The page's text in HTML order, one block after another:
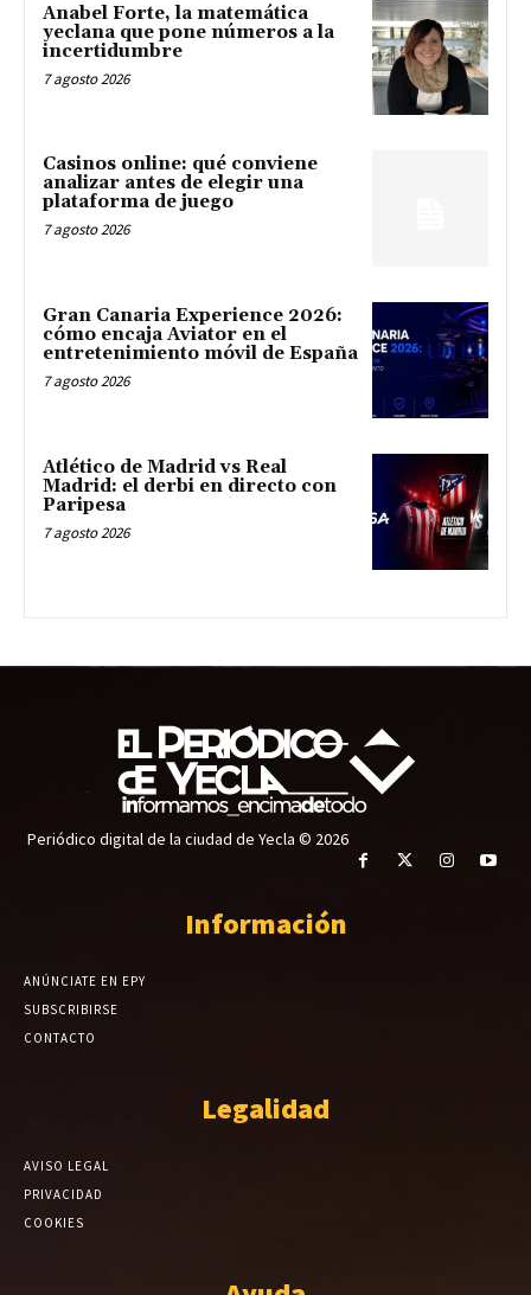
Anabel Forte, la matemática
yeclana que pone números a la
incertidumbre
7 agosto 2026
Casinos online: qué conviene
analizar antes de elegir una
plataforma de juego
7 agosto 2026
Gran Canaria Experience 2026:
cómo encaja Aviator en el
entretenimiento móvil de España
7 agosto 2026
Atlético de Madrid vs Real
Madrid: el derbi en directo con
Paripesa
7 agosto 2026
Periódico digital de la ciudad de Yecla © 2026
Información
ANÚNCIATE EN EPY
SUBSCRIBIRSE
CONTACTO
Legalidad
AVISO LEGAL
PRIVACIDAD
COOKIES